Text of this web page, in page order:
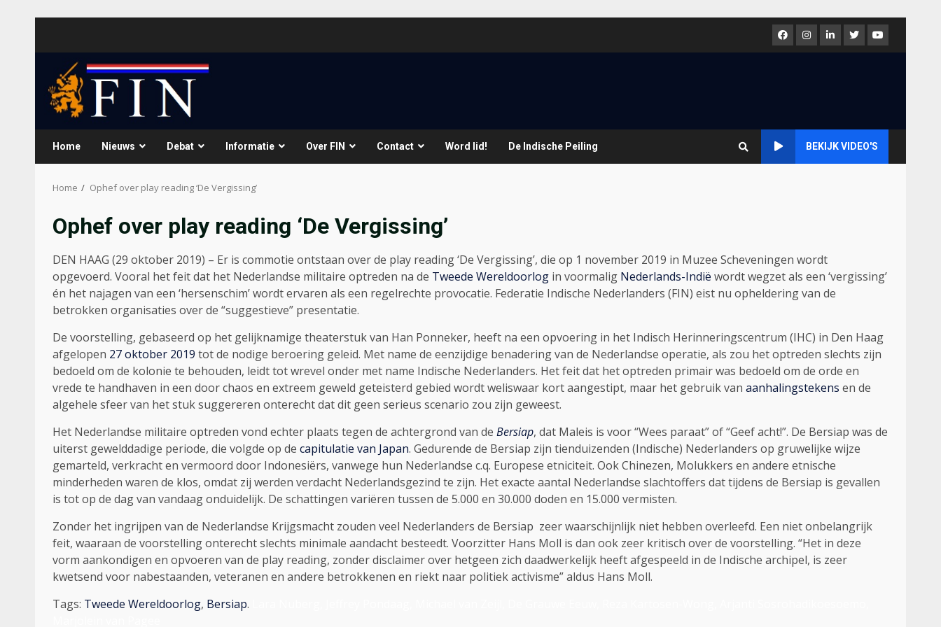
FacebookInstagram
LinkedInTwitterYoutube
Home Nieuws Debat Informatie Over FIN Contact Word lid! De Indische Peiling BEKIJK VIDEO'S
Home Ophef over play reading ‘De Vergissing’
Ophef over play reading ‘De Vergissing’
DEN HAAG (29 oktober 2019) – Er is commotie ontstaan over de play reading ‘De Vergissing’, die op 1 november 2019 in Muzee Scheveningen wordt
opgevoerd. Vooral het feit dat het Nederlandse militaire optreden na de Tweede Wereldoorlog in voormalig Nederlands-Indië wordt wegzet als een ‘vergissing’
én het najagen van een ‘hersenschim’ wordt ervaren als een regelrechte provocatie. Federatie Indische Nederlanders (FIN) eist nu opheldering van de
betrokken organisaties over de “suggestieve” presentatie.
De voorstelling, gebaseerd op het gelijknamige theaterstuk van Han Ponneker, heeft na een opvoering in het Indisch Herinneringscentrum (IHC) in Den Haag
afgelopen 27 oktober 2019 tot de nodige beroering geleid. Met name de eenzijdige benadering van de Nederlandse operatie, als zou het optreden slechts zijn
bedoeld om de kolonie te behouden, leidt tot wrevel onder met name Indische Nederlanders. Het feit dat het optreden primair was bedoeld om de orde en
vrede te handhaven in een door chaos en extreem geweld geteisterd gebied wordt weliswaar kort aangestipt, maar het gebruik van aanhalingstekens en de
algehele sfeer van het stuk suggereren onterecht dat dit geen serieus scenario zou zijn geweest.
Het Nederlandse militaire optreden vond echter plaats tegen de achtergrond van de Bersiap, dat Maleis is voor “Wees paraat” of “Geef acht!”. De Bersiap was de
uiterst gewelddadige periode, die volgde op de capitulatie van Japan. Gedurende de Bersiap zijn tienduizenden (Indische) Nederlanders op gruwelijke wijze
gemarteld, verkracht en vermoord door Indonesiërs, vanwege hun Nederlandse c.q. Europese etniciteit. Ook Chinezen, Molukkers en andere etnische
minderheden waren de klos, omdat zij werden verdacht Nederlandsgezind te zijn. Het exacte aantal Nederlandse slachtoffers dat tijdens de Bersiap is gevallen
is tot op de dag van vandaag onduidelijk. De schattingen variëren tussen de 5.000 en 30.000 doden en 15.000 vermisten.
Zonder het ingrijpen van de Nederlandse Krijgsmacht zouden veel Nederlanders de Bersiap zeer waarschijnlijk niet hebben overleefd. Een niet onbelangrijk
feit, waaraan de voorstelling onterecht slechts minimale aandacht besteedt. Voorzitter Hans Moll is dan ook zeer kritisch over de voorstelling. “Het in deze
vorm aankondigen en opvoeren van de play reading, zonder disclaimer over hetgeen zich daadwerkelijk heeft afgespeeld in de Indische archipel, is zeer
kwetsend voor nabestaanden, veteranen en andere betrokkenen en riekt naar politiek activisme” aldus Hans Moll.
Tags: Tweede Wereldoorlog, Bersiap.